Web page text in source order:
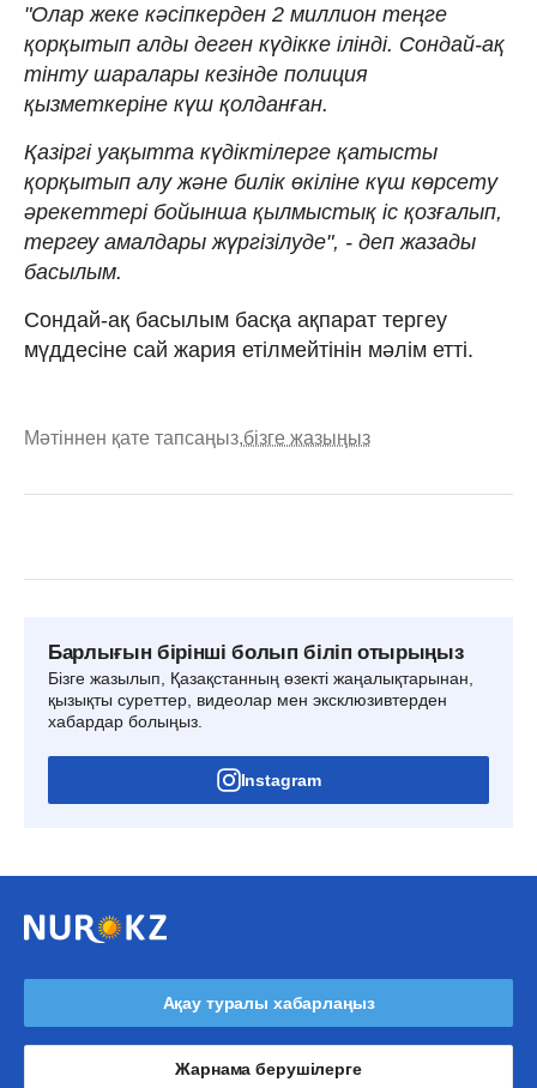
"Олар жеке кәсіпкерден 2 миллион теңге
қорқытып алды деген күдікке ілінді. Сондай-ақ
тінту шаралары кезінде полиция
қызметкеріне күш қолданған.
Қазіргі уақытта күдіктілерге қатысты
қорқытып алу және билік өкіліне күш көрсету
әрекеттері бойынша қылмыстық іс қозғалып,
тергеу амалдары жүргізілуде", - деп жазады
басылым.
Сондай-ақ басылым басқа ақпарат тергеу
мүддесіне сай жария етілмейтінін мәлім етті.
Мәтіннен қате тапсаңыз,бізге жазыңыз
Барлығын бірінші болып біліп отырыңыз
Бізге жазылып, Қазақстанның өзекті жаңалықтарынан,
қызықты суреттер, видеолар мен эксклюзивтерден
хабардар болыңыз.
Instagram
Ақау туралы хабарлаңыз
Жарнама берушілерге